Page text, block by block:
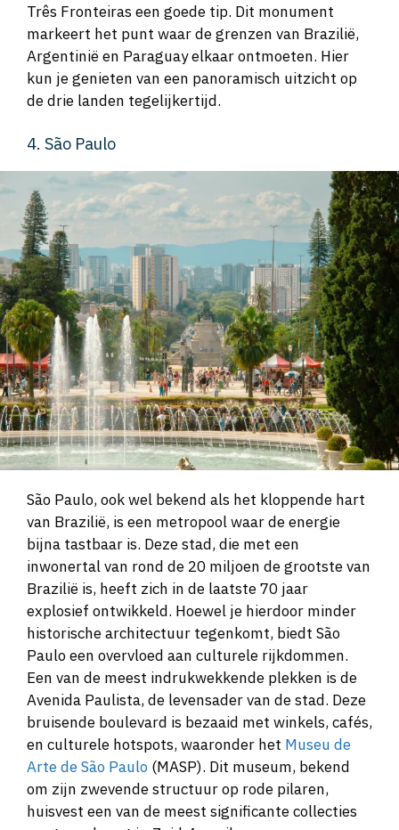
Três Fronteiras een goede tip. Dit monument
markeert het punt waar de grenzen van Brazilië,
Argentinië en Paraguay elkaar ontmoeten. Hier
kun je genieten van een panoramisch uitzicht op
de drie landen tegelijkertijd.
4. São Paulo
São Paulo, ook wel bekend als het kloppende hart
van Brazilië, is een metropool waar de energie
bijna tastbaar is. Deze stad, die met een
inwonertal van rond de 20 miljoen de grootste van
Brazilië is, heeft zich in de laatste 70 jaar
explosief ontwikkeld. Hoewel je hierdoor minder
historische architectuur tegenkomt, biedt São
Paulo een overvloed aan culturele rijkdommen.
Een van de meest indrukwekkende plekken is de
Avenida Paulista, de levensader van de stad. Deze
bruisende boulevard is bezaaid met winkels, cafés,
en culturele hotspots, waaronder het Museu de
Arte de São Paulo (MASP). Dit museum, bekend
om zijn zwevende structuur op rode pilaren,
huisvest een van de meest significante collecties